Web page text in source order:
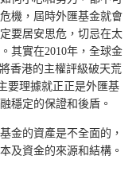
機，屆時外匯基金就會
要居安思危，切忌在太
其實在2010年，全球金
香港的主權評級破天荒
要理據就正正是外匯基
穩定的保證和後盾。
金的資產是不全面的，
及資金的來源和結構。